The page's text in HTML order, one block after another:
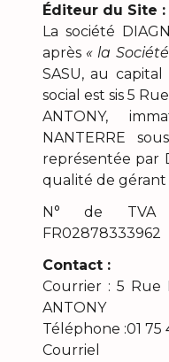
Éditeur du Site :
La société
après « la
SASU, au
social est sis 5
ANTONY,
NANTERRE
représentée par
qualité de gérant
N° de TVA
FR02878333962
Contact :
Courrier : 5 Rue
ANTONY
Téléphone :01 75